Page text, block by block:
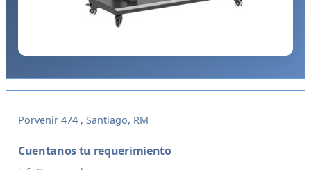
Porvenir 474 , Santiago, RM
Cuentanos tu requerimiento